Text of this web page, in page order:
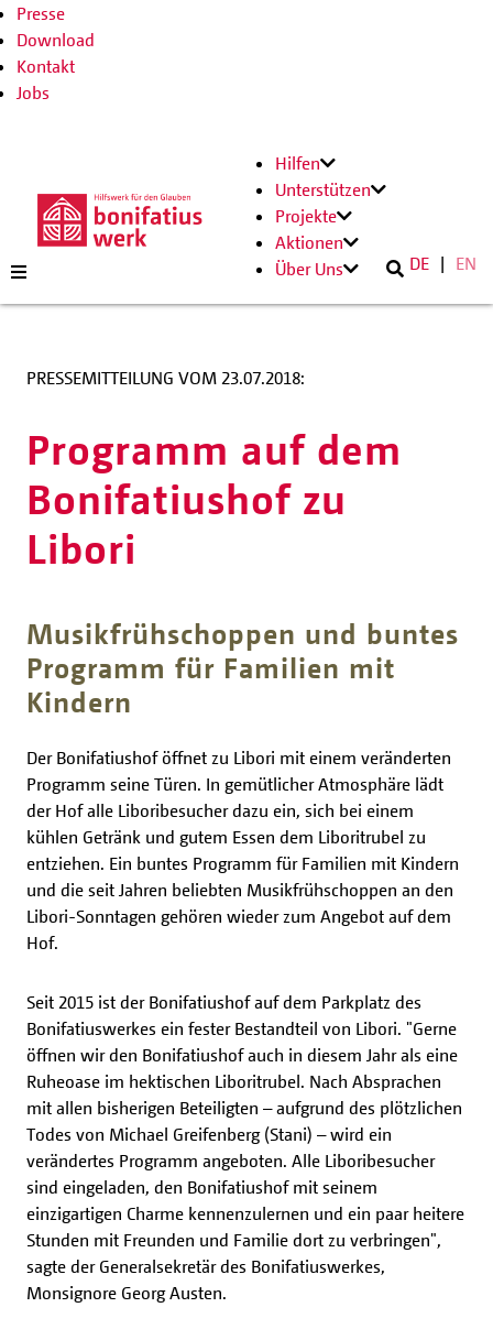
Presse
Download
Kontakt
Jobs
Hilfen
Unterstützen
Projekte
Aktionen
Über Uns
DE EN
PRESSEMITTEILUNG VOM 23.07.2018:
Programm auf dem
Bonifatiushof zu
Libori
Musikfrühschoppen und buntes
Programm für Familien mit
Kindern
Der Bonifatiushof öffnet zu Libori mit einem veränderten
Programm seine Türen. In gemütlicher Atmosphäre lädt
der Hof alle Liboribesucher dazu ein, sich bei einem
kühlen Getränk und gutem Essen dem Liboritrubel zu
entziehen. Ein buntes Programm für Familien mit Kindern
und die seit Jahren beliebten Musikfrühschoppen an den
Libori-Sonntagen gehören wieder zum Angebot auf dem
Hof.
Seit 2015 ist der Bonifatiushof auf dem Parkplatz des
Bonifatiuswerkes ein fester Bestandteil von Libori. "Gerne
öffnen wir den Bonifatiushof auch in diesem Jahr als eine
Ruheoase im hektischen Liboritrubel. Nach Absprachen
mit allen bisherigen Beteiligten – aufgrund des plötzlichen
Todes von Michael Greifenberg (Stani) – wird ein
verändertes Programm angeboten. Alle Liboribesucher
sind eingeladen, den Bonifatiushof mit seinem
einzigartigen Charme kennenzulernen und ein paar heitere
Stunden mit Freunden und Familie dort zu verbringen",
sagte der Generalsekretär des Bonifatiuswerkes,
Monsignore Georg Austen.